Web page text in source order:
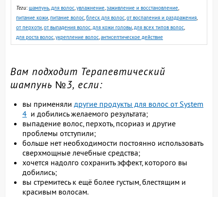
Теги:шампунь,для волос,увлажнение,заживление и восстановление,
питание кожи,питание волос,блеск для волос,от воспаления и раздражения,
от перхоти,от выпадения волос,для кожи головы,для всех типов волос,
для роста волос,укрепление волос,антисептическое действие
Вам подходит Терапевтический
шампунь №3, если:
вы применяли другие продукты для волос от System
4 и добились желаемого результата;
выпадение волос, перхоть, псориаз и другие
проблемы отступили;
больше нет необходимости постоянно использовать
сверхмощные лечебные средства;
хочется надолго сохранить эффект, которого вы
добились;
вы стремитесь к ещё более густым, блестящим и
красивым волосам.